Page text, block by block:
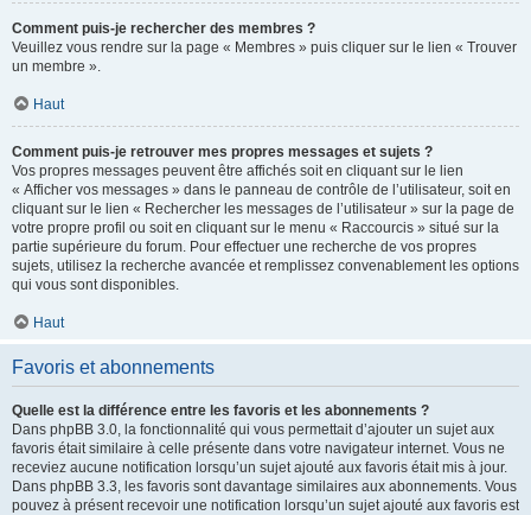
Comment puis-je rechercher des membres ?
Veuillez vous rendre sur la page « Membres » puis cliquer sur le lien « Trouver
un membre ».
Haut
Comment puis-je retrouver mes propres messages et sujets ?
Vos propres messages peuvent être affichés soit en cliquant sur le lien
« Afficher vos messages » dans le panneau de contrôle de l’utilisateur, soit en
cliquant sur le lien « Rechercher les messages de l’utilisateur » sur la page de
votre propre profil ou soit en cliquant sur le menu « Raccourcis » situé sur la
partie supérieure du forum. Pour effectuer une recherche de vos propres
sujets, utilisez la recherche avancée et remplissez convenablement les options
qui vous sont disponibles.
Haut
Favoris et abonnements
Quelle est la différence entre les favoris et les abonnements ?
Dans phpBB 3.0, la fonctionnalité qui vous permettait d’ajouter un sujet aux
favoris était similaire à celle présente dans votre navigateur internet. Vous ne
receviez aucune notification lorsqu’un sujet ajouté aux favoris était mis à jour.
Dans phpBB 3.3, les favoris sont davantage similaires aux abonnements. Vous
pouvez à présent recevoir une notification lorsqu’un sujet ajouté aux favoris est